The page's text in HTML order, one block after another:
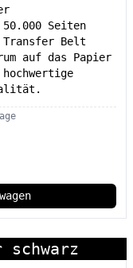
Seiten
Belt
auf das Papier
schwarz